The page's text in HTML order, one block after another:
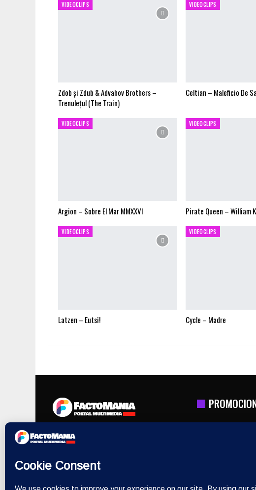
VIDEOCLIPS
Zdob și Zdub & Advahov Brothers –
Trenulețul (The Train)
VIDEOCLIPS
Celtian – Maleficio De
VIDEOCLIPS
Argion – Sobre El Mar MMXXVI
VIDEOCLIPS
Pirate Queen – William
VIDEOCLIPS
Latzen – Eutsi!
VIDEOCLIPS
Cycle – Madre
cultural GRATUITA a través de Proyecto
En nuestro portal incluimos tambien
directos de Youtube y OK.ru